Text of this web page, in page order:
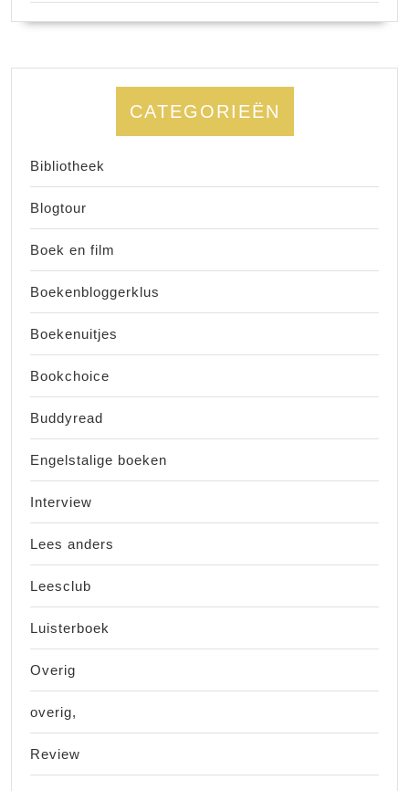
CATEGORIEËN
Bibliotheek
Blogtour
Boek en film
Boekenbloggerklus
Boekenuitjes
Bookchoice
Buddyread
Engelstalige boeken
Interview
Lees anders
Leesclub
Luisterboek
Overig
overig,
Review